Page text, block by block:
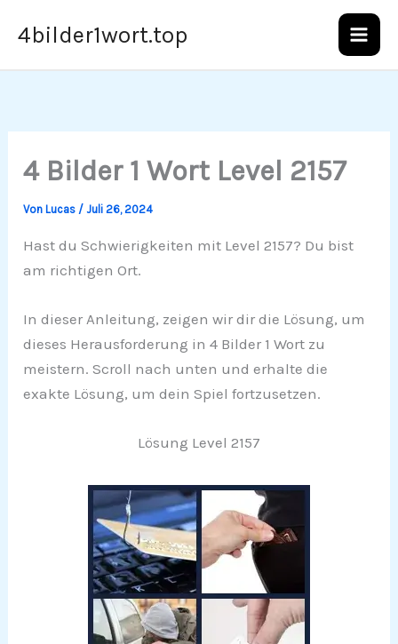
Inhalt
4bilder1wort.top
4 Bilder 1 Wort Level 2157
VonLucas /Juli 26, 2024
Hast du Schwierigkeiten mit Level 2157? Du bist
am richtigen Ort.
In dieser Anleitung, zeigen wir dir die Lösung, um
dieses Herausforderung in 4 Bilder 1 Wort zu
meistern. Scroll nach unten und erhalte die
exakte Lösung, um dein Spiel fortzusetzen.
Lösung Level 2157